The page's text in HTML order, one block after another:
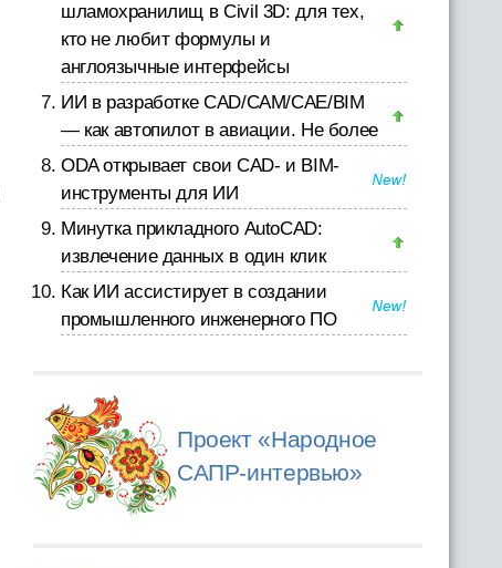
шламохранилищ в Civil 3D: для тех,
кто не любит формулы и
англоязычные интерфейсы
ИИ в разработке CAD/CAM/CAE/BIM
— как автопилот в авиации. Не более
ODA открывает свои CAD- и BIM-
инструменты для ИИ
Минутка прикладного AutoCAD:
извлечение данных в один клик
Как ИИ ассистирует в создании
промышленного инженерного ПО
Проект «Народное
САПР-интервью»